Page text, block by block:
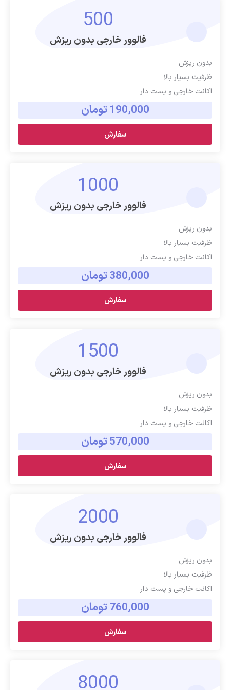
500
فالوور خارجی بدون ریزش
بدون ریزش
ظرفیت بسیار بالا
اکانت خارجی و پست دار
190,000 تومان
سفارش
1000
فالوور خارجی بدون ریزش
بدون ریزش
ظرفیت بسیار بالا
اکانت خارجی و پست دار
380,000 تومان
سفارش
1500
فالوور خارجی بدون ریزش
بدون ریزش
ظرفیت بسیار بالا
اکانت خارجی و پست دار
570,000 تومان
سفارش
2000
فالوور خارجی بدون ریزش
بدون ریزش
ظرفیت بسیار بالا
اکانت خارجی و پست دار
760,000 تومان
سفارش
8000